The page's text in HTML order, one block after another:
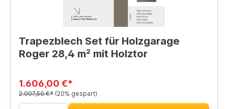
Trapezblech Set für Holzgarage
Roger 28,4 m² mit Holztor
1.606,00 €*
2.007,50 €* (20% gespart)